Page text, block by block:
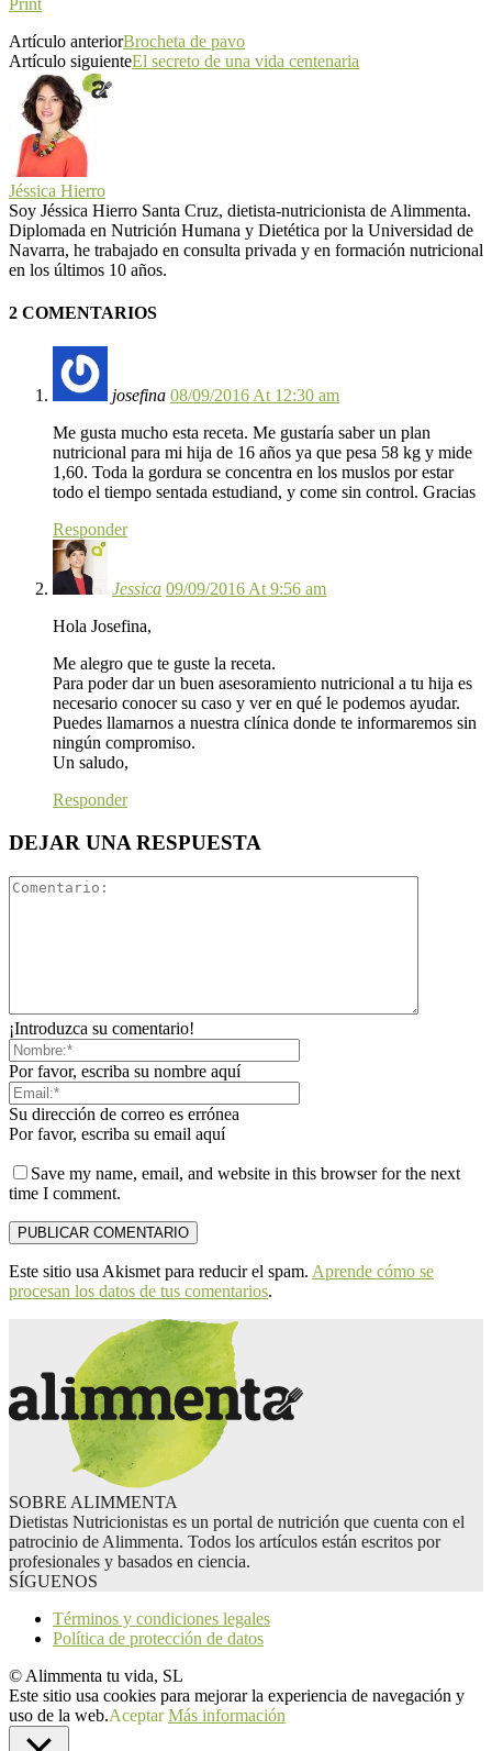
Artículo anteriorBrocheta de pavo
Artículo siguienteEl secreto de una vida centenaria
Jéssica Hierro
Soy Jéssica Hierro Santa Cruz, dietista-nutricionista de Alimmenta.
Diplomada en Nutrición Humana y Dietética por la Universidad de
Navarra, he trabajado en consulta privada y en formación nutricional
en los últimos 10 años.
2 COMENTARIOS
josefina 08/09/2016 At 12:30 am
Me gusta mucho esta receta. Me gustaría saber un plan
nutricional para mi hija de 16 años ya que pesa 58 kg y mide
1,60. Toda la gordura se concentra en los muslos por estar
todo el tiempo sentada estudiand, y come sin control. Gracias
Responder
Jessica 09/09/2016 At 9:56 am
Hola Josefina,
Me alegro que te guste la receta.
Para poder dar un buen asesoramiento nutricional a tu hija es
necesario conocer su caso y ver en qué le podemos ayudar.
Puedes llamarnos a nuestra clínica donde te informaremos sin
ningún compromiso.
Un saludo,
Responder
DEJAR UNA RESPUESTA
¡Introduzca su comentario!
Por favor, escriba su nombre aquí
Su dirección de correo es errónea
Por favor, escriba su email aquí
Save my name, email, and website in this browser for the next
time I comment.
Este sitio usa Akismet para reducir el spam. Aprende cómo se
procesan los datos de tus comentarios.
SOBRE ALIMMENTA
Dietistas Nutricionistas es un portal de nutrición que cuenta con el
patrocinio de Alimmenta. Todos los artículos están escritos por
profesionales y basados en ciencia.
SÍGUENOS
Términos y condiciones legales
Política de protección de datos
© Alimmenta tu vida, SL
Este sitio usa cookies para mejorar la experiencia de navegación y
uso de la web.Aceptar Más información